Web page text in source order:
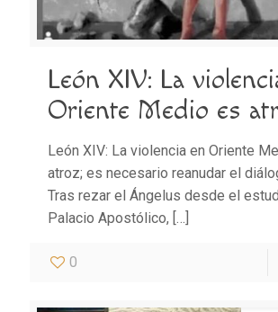
León XIV: La
Oriente Medio es
León XIV: La violencia en Oriente
atroz; es necesario reanudar el
Tras rezar el Ángelus desde el
Palacio Apostólico, […]
0